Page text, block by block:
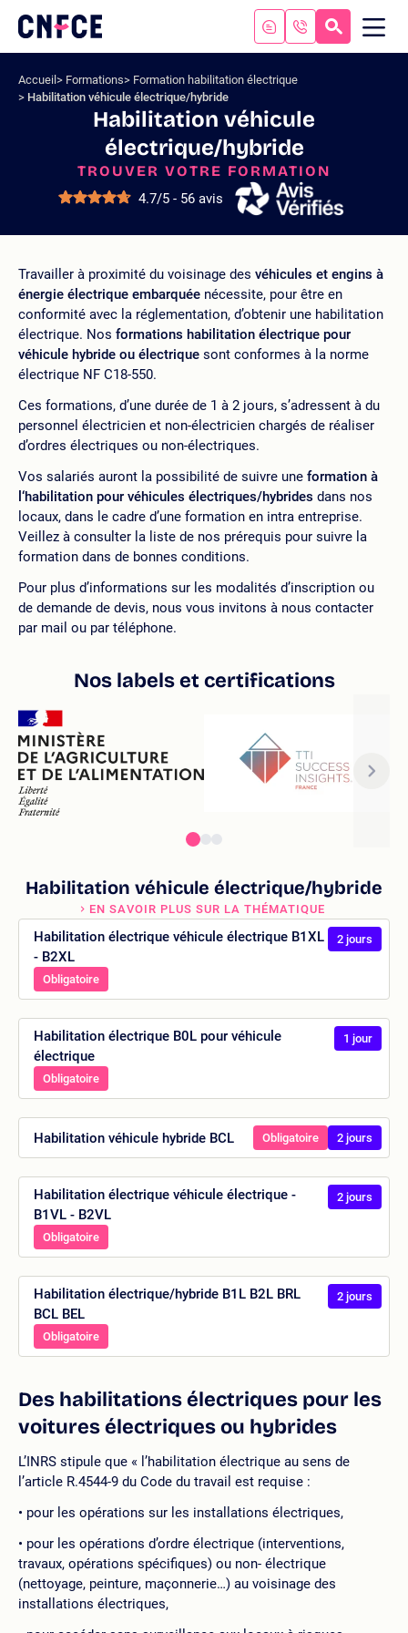
contenu
Logo
site
Accueil Formations
Formation habilitation électrique
Habilitation véhicule électrique/hybride
Habilitation véhicule
électrique/hybride
TROUVER VOTRE FORMATION
4.7/5 - 56 avis
Travailler à proximité du voisinage des véhicules et engins à
énergie électrique embarquée nécessite, pour être en
conformité avec la réglementation, d’obtenir une habilitation
électrique. Nos formations habilitation électrique pour
véhicule hybride ou électrique sont conformes à la norme
électrique NF C18-550.
Ces formations, d’une durée de 1 à 2 jours, s’adressent à du
personnel électricien et non-électricien chargés de réaliser
d’ordres électriques ou non-électriques.
Vos salariés auront la possibilité de suivre une formation à
l‘habilitation pour véhicules électriques/hybrides dans nos
locaux, dans le cadre d’une formation en intra entreprise.
Veillez à consulter la liste de nos prérequis pour suivre la
formation dans de bonnes conditions.
Pour plus d’informations sur les modalités d’inscription ou
de demande de devis, nous vous invitons à nous contacter
par mail ou par téléphone.
Nos labels et certifications
Habilitation véhicule électrique/hybride
EN SAVOIR PLUS SUR LA THÉMATIQUE
Habilitation électrique véhicule électrique B1XL
- B2XL
Obligatoire
2 jours
Habilitation électrique B0L pour véhicule
électrique
Obligatoire
1 jour
Habilitation véhicule hybride BCL Obligatoire 2 jours
Habilitation électrique véhicule électrique -
B1VL - B2VL
Obligatoire
2 jours
Habilitation électrique/hybride B1L B2L BRL
BCL BEL
Obligatoire
2 jours
Des habilitations électriques pour les
voitures électriques ou hybrides
L’INRS stipule que « l’habilitation électrique au sens de
l’article R.4544-9 du Code du travail est requise :
pour les opérations sur les installations électriques,
pour les opérations d’ordre électrique (interventions,
travaux, opérations spécifiques) ou non- électrique
(nettoyage, peinture, maçonnerie…) au voisinage des
installations électriques,